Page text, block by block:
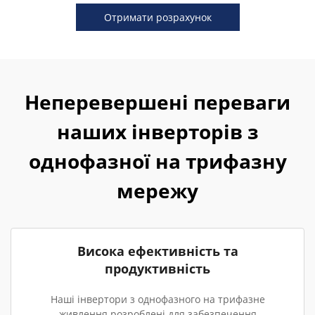
Отримати розрахунок
Неперевершені переваги
наших інверторів з
однофазної на трифазну
мережу
Висока ефективність та
продуктивність
Наші інвертори з однофазного на трифазне